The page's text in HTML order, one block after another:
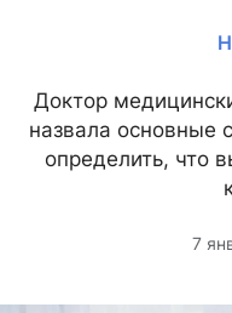
Доктор
назвала основные
определить, что
7